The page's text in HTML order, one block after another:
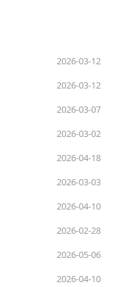
2026-03-12
2026-03-12
2026-03-07
2026-03-02
2026-04-18
2026-03-03
2026-04-10
2026-02-28
2026-05-06
2026-04-10